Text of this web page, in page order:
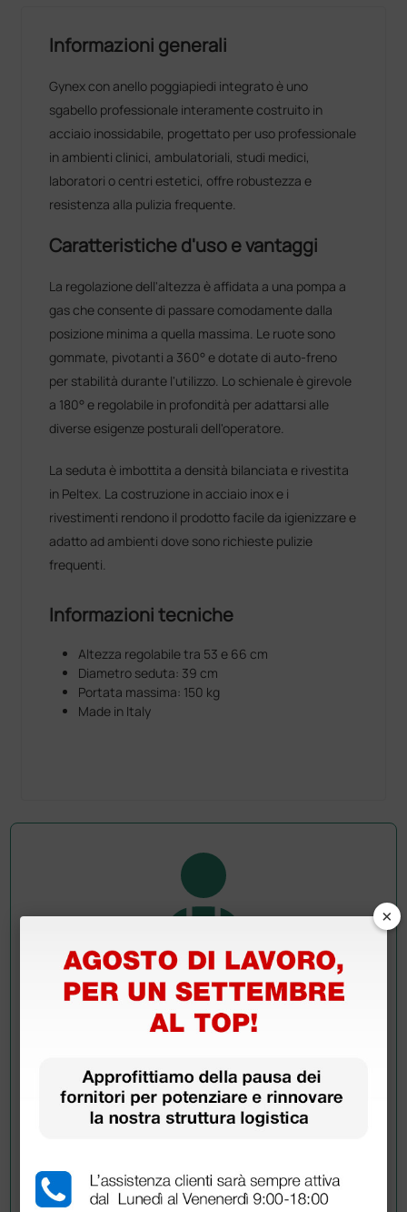
Informazioni generali
Gynex con anello poggiapiedi integrato è uno
sgabello professionale interamente costruito in
acciaio inossidabile, progettato per uso professionale
in ambienti clinici, ambulatoriali, studi medici,
laboratori o centri estetici, offre robustezza e
resistenza alla pulizia frequente.
Caratteristiche d'uso e vantaggi
La regolazione dell'altezza è affidata a una pompa a
gas che consente di passare comodamente dalla
posizione minima a quella massima. Le ruote sono
gommate, pivotanti a 360° e dotate di auto‑freno
per stabilità durante l'utilizzo. Lo schienale è girevole
a 180° e regolabile in profondità per adattarsi alle
diverse esigenze posturali dell'operatore.
La seduta è imbottita a densità bilanciata e rivestita
in Peltex. La costruzione in acciaio inox e i
rivestimenti rendono il prodotto facile da igienizzare e
adatto ad ambienti dove sono richieste pulizie
frequenti.
Informazioni tecniche
Altezza regolabile tra 53 e 66 cm
Diametro seduta: 39 cm
Portata massima: 150 kg
Made in Italy
Chiedi a un collega
Hai ancora qualche dubbio? Vuoi ulteriori
acquistato questo prodotto.
×